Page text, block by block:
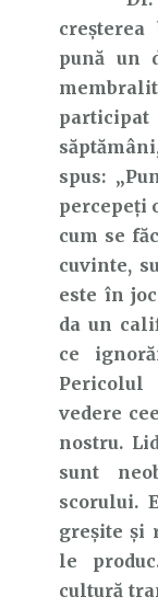
pună un
spus:
percepeți
cum se
cuvinte,
este în
da un
ce
vedere
nostru.
sunt
scorului.
greșite și
le
cultură